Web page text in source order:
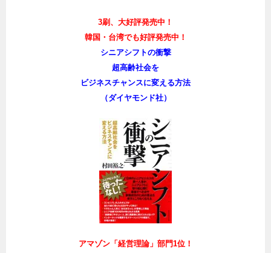
3刷、大好評発売中！
韓国・台湾でも好評発売中！
シニアシフトの衝撃
超高齢社会を
ビジネスチャンスに変える方法
（ダイヤモンド社）
アマゾン「経営理論」部門1位！